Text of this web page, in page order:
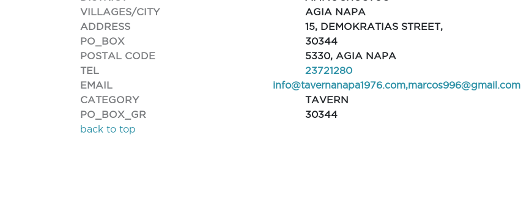
VILLAGES/CITY
AGIA NAPA
ADDRESS
15, DEMOKRATIAS STREET,
PO_BOX
30344
POSTAL CODE
5330, AGIA NAPA
TEL
23721280
EMAIL
info@tavernanapa1976.com,marcos996@gmail.com
CATEGORY
TAVERN
PO_BOX_GR
30344
back to top